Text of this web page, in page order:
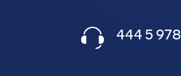
444 5 978